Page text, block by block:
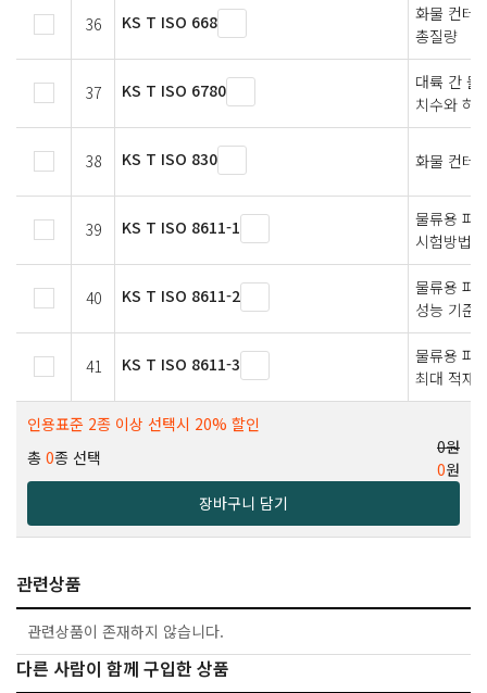
36 KS T ISO 668
화물 컨테
총질량
37 KS T ISO 6780
대륙 간
치수와 허
38 KS T ISO 830 화물 컨테
39 KS T ISO 8611-1
물류용 파
시험방법
40 KS T ISO 8611-2
물류용 파
성능 기준
41 KS T ISO 8611-3
물류용 파
최대 적재
인용표준 2종 이상 선택시 20% 할인
총 0종 선택
0원
0원
장바구니 담기
관련상품
관련상품이 존재하지 않습니다.
다른 사람이 함께 구입한 상품